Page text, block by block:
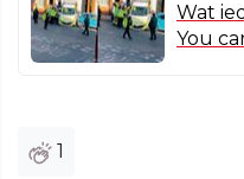
Wat
You
1